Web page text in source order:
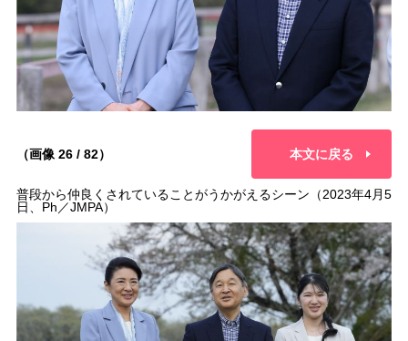
（画像 26 / 82） 本文に戻る
普段から仲良くされていることがうかがえるシーン（2023年4月5
日、Ph／JMPA）